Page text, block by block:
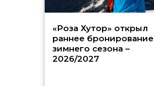
«Роза Хутор» открыл
раннее бронирование
зимнего сезона –
2026/2027